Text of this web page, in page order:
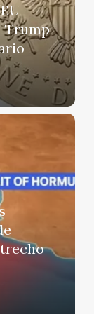
Trump